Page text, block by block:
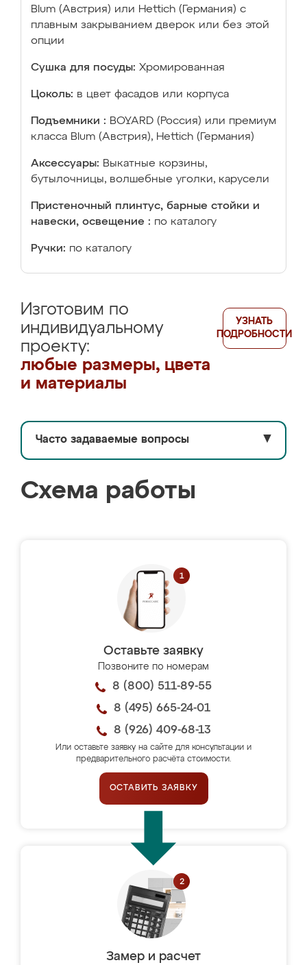
Blum (Австрия) или Hettich (Германия) с
плавным закрыванием дверок или без этой
опции
Сушка для посуды: Хромированная
Цоколь: в цвет фасадов или корпуса
Подъемники : BOYARD (Россия) или премиум
класса Blum (Австрия), Hettich (Германия)
Аксессуары: Выкатные корзины,
бутылочницы, волшебные уголки, карусели
Пристеночный плинтус, барные стойки и
навески, освещение : по каталогу
Ручки: по каталогу
Изготовим по
индивидуальному
проекту:
любые размеры, цвета
и материалы
УЗНАТЬ
ПОДРОБНОСТИ
Часто задаваемые вопросы ▼
Схема работы
Оставьте заявку
Позвоните по номерам
8 (800) 511-89-55
8 (495) 665-24-01
8 (926) 409-68-13
Или оставьте заявку на сайте для консультации и
предварительного расчёта стоимости.
ОСТАВИТЬ ЗАЯВКУ
Замер и расчет